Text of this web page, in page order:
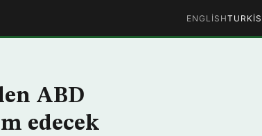
ENGLISH
ABD
edecek